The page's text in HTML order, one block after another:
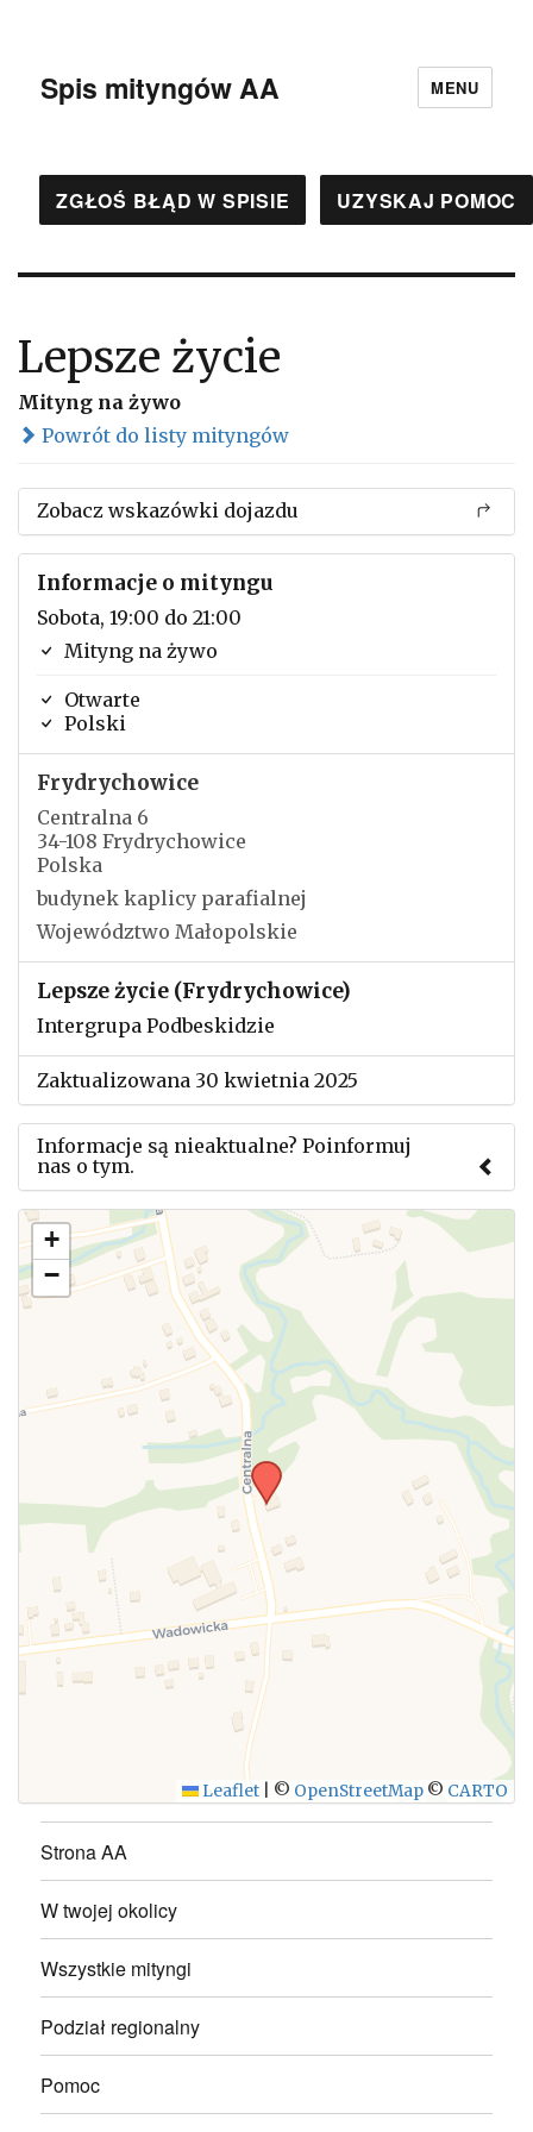
Spis mityngów AA MENU
ZGŁOŚ BŁĄD W SPISIE UZYSKAJ POMOC
Lepsze życie
Mityng na żywo
Powrót do listy mityngów
Zobacz wskazówki dojazdu
Informacje o mityngu
Sobota, 19:00 do 21:00
Mityng na żywo
Otwarte
Polski
Frydrychowice
Centralna 6
34-108 Frydrychowice
Polska
budynek kaplicy parafialnej
Województwo Małopolskie
Lepsze życie (Frydrychowice)
Intergrupa Podbeskidzie
Zaktualizowana 30 kwietnia 2025
Informacje są nieaktualne? Poinformuj
nas o tym.
Użyj tego formularza aby przesłać informację o
zmianach w powyższym mityngu.
WYŚLIJ
+
−
Leaflet © OpenStreetMap © CARTO
Strona AA
W twojej okolicy
Wszystkie mityngi
Podział regionalny
Pomoc